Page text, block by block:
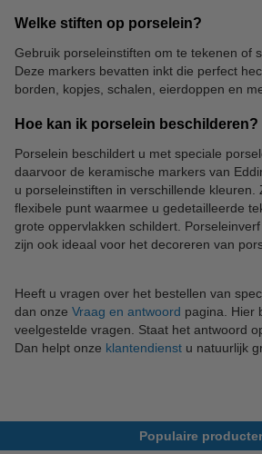
Welke stiften op porselein?
Gebruik porseleinstiften om te tekenen of
Deze markers bevatten inkt die perfect
borden, kopjes, schalen, eierdoppen en
Hoe kan ik porselein beschilderen?
Porselein beschildert u met speciale
daarvoor de keramische markers van
u porseleinstiften in verschillende kleuren.
flexibele punt waarmee u gedetailleerde
grote oppervlakken schildert.
zijn ook ideaal voor het decoreren van
Heeft u vragen over het bestellen van
dan onze Vraag en antwoord pagina. Hier
veelgestelde vragen. Staat het antwoord
Dan helpt onze klantendienst u natuurlijk
Populaire